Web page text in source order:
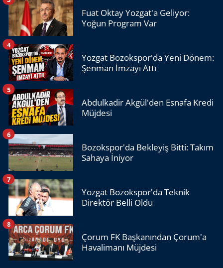
Fuat Oktay Yozgat'a Geliyor:
Yoğun Program Var
Yozgat Bozokspor'da Yeni Dönem:
Şenman İmzayı Attı
4
Abdulkadir Akgül'den Esnafa Kredi
Müjdesi
5
Bozokspor'da Bekleyiş Bitti: Takım
Sahaya İniyor
6
Yozgat Bozokspor'da Teknik
Direktör Belli Oldu
7
Çorum FK Başkanından Çorum'a
Havalimanı Müjdesi
8